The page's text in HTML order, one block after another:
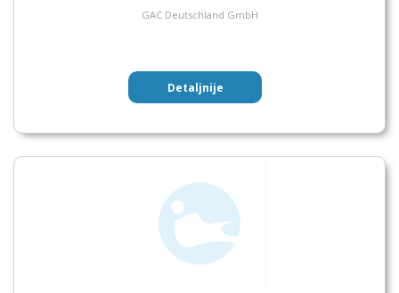
GAC Deutschland GmbH
Detaljnije